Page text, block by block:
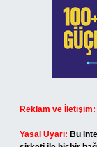
Reklam ve İletişim:
Yasal Uyarı: Bu